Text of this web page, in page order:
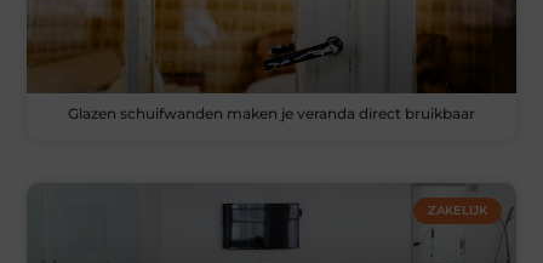
Glazen schuifwanden maken je veranda direct bruikbaar
ZAKELIJK